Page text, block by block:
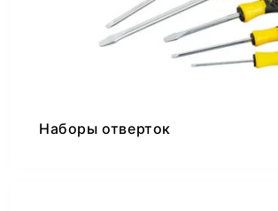
Наборы отверток